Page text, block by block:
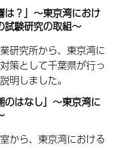
？」～東京湾におけ
試験研究の取組～
研究所から、東京湾に
策として千葉県が行っ
明しました。
のはなし」～東京湾に
から、東京湾における